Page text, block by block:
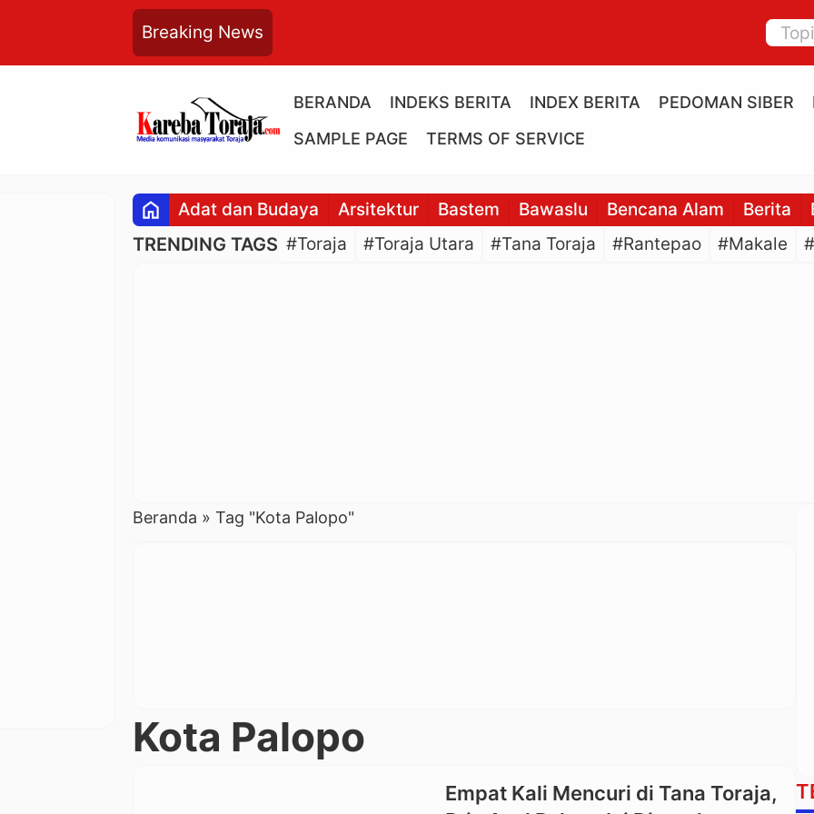
Breaking News
BERANDA INDEKS BERITA INDEX BERITA PEDOMAN SIBER
SAMPLE PAGE
TERMS OF SERVICE
home Adat dan Budaya Arsitektur Bastem Bawaslu Bencana Alam Berita
TRENDING TAGS #Toraja #Toraja Utara #Tana Toraja #Rantepao #Makale
Beranda » Tag "Kota Palopo"
Kota Palopo
Empat Kali Mencuri di Tana Toraja,